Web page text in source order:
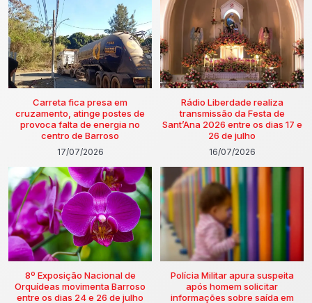
Carreta fica presa em
cruzamento, atinge postes de
provoca falta de energia no
centro de Barroso
17/07/2026
Rádio Liberdade realiza
transmissão da Festa de
Sant’Ana 2026 entre os dias 17 e
26 de julho
16/07/2026
8º Exposição Nacional de
Orquídeas movimenta Barroso
entre os dias 24 e 26 de julho
Polícia Militar apura suspeita
após homem solicitar
informações sobre saída em